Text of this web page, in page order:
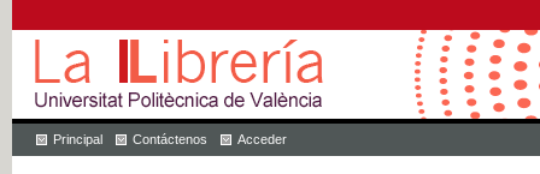
Principal Contáctenos Acceder